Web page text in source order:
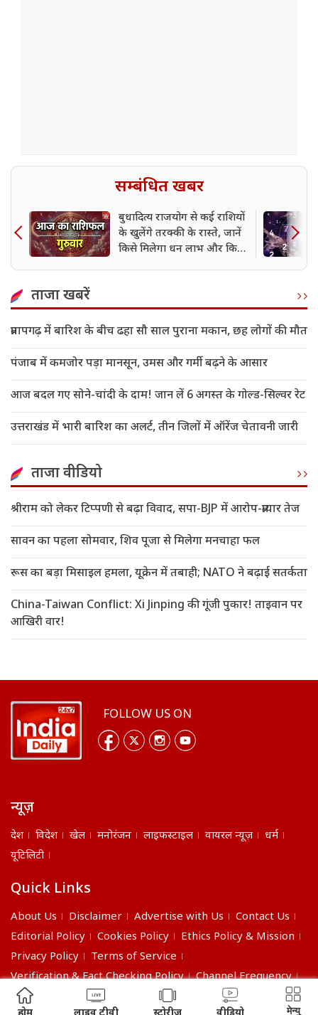
सम्बंधित खबर
बुधादित्य राजयोग से कई राशियों
के खुलेंगे तरक्की के रास्ते, जानें
किसे मिलेगा धन लाभ और किसे
ताजा खबरें
प्रतापगढ़ में बारिश के बीच ढहा सौ साल पुराना मकान, छह लोगों की मौत
पंजाब में कमजोर पड़ा मानसून, उमस और गर्मी बढ़ने के आसार
आज बदल गए सोने-चांदी के दाम! जान लें 6 अगस्त के गोल्ड-सिल्वर रेट
उत्तराखंड में भारी बारिश का अलर्ट, तीन जिलों में ऑरेंज चेतावनी जारी
ताजा वीडियो
श्रीराम को लेकर टिप्पणी से बढ़ा विवाद, सपा-BJP में आरोप-प्रत्यार तेज
सावन का पहला सोमवार, शिव पूजा से मिलेगा मनचाहा फल
रूस का बड़ा मिसाइल हमला, यूक्रेन में तबाही; NATO ने बढ़ाई सतर्कता
China-Taiwan Conflict: Xi Jinping की गूंजी पुकार! ताइवान पर
आखिरी वार!
FOLLOW US ON
न्यूज़
देश विदेश खेल मनोरंजन लाइफस्टाइल वायरल न्यूज़
धर्म
यूटिलिटी
Quick Links
About Us Disclaimer Advertise with Us
Contact Us
Editorial Policy
Cookies Policy
Ethics Policy & Mission
Privacy Policy
Terms of Service
Verification & Fact Checking Policy
Channel Frequency
©2026 India Daily. All right reserved. मेन्यु